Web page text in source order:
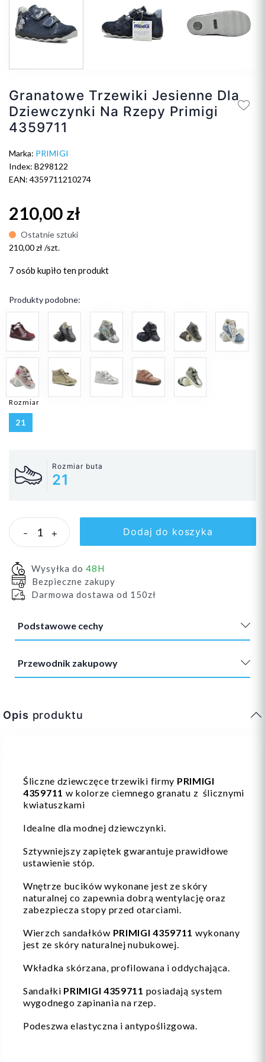
Granatowe Trzewiki Jesienne Dla
Dziewczynki Na Rzepy Primigi
4359711
Marka: PRIMIGI
Index: B298122
EAN: 4359711210274
210,00 zł
Ostatnie sztuki
210,00 zł /szt.
7 osób kupiło ten produkt
Produkty podobne:
Rozmiar
21
Rozmiar buta
21
- + Dodaj do koszyka
Wysyłka do 48H
Bezpieczne zakupy
Darmowa dostawa od 150zł
Podstawowe cechy
Przewodnik zakupowy
Opis produktu
Śliczne dziewczęce trzewiki firmy PRIMIGI
4359711 w kolorze ciemnego granatu z ślicznymi
kwiatuszkami
Idealne dla modnej dziewczynki.
Sztywniejszy zapiętek gwarantuje prawidłowe
ustawienie stóp.
Wnętrze bucików wykonane jest ze skóry
naturalnej co zapewnia dobrą wentylację oraz
zabezpiecza stopy przed otarciami.
Wierzch sandałków PRIMIGI 4359711 wykonany
jest ze skóry naturalnej nubukowej.
Wkładka skórzana, profilowana i oddychająca.
Sandałki PRIMIGI 4359711 posiadają system
wygodnego zapinania na rzep.
Podeszwa elastyczna i antypoślizgowa.